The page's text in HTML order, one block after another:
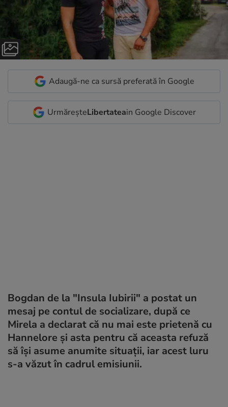
Adaugă-ne ca sursă preferată în Google
UrmăreșteLibertateain Google Discover
Bogdan de la "Insula Iubirii" a postat un
mesaj pe contul de socializare, după ce
Mirela a declarat că nu mai este prietenă cu
Hannelore și asta pentru că aceasta refuză
să își asume anumite situații, iar acest luru
s-a văzut în cadrul emisiunii.